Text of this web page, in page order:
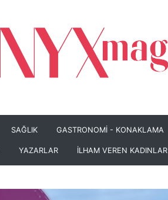
SAĞLIK GASTRONOMİ - KONAKLAMA
YAZARLAR İLHAM VEREN KADINLAR